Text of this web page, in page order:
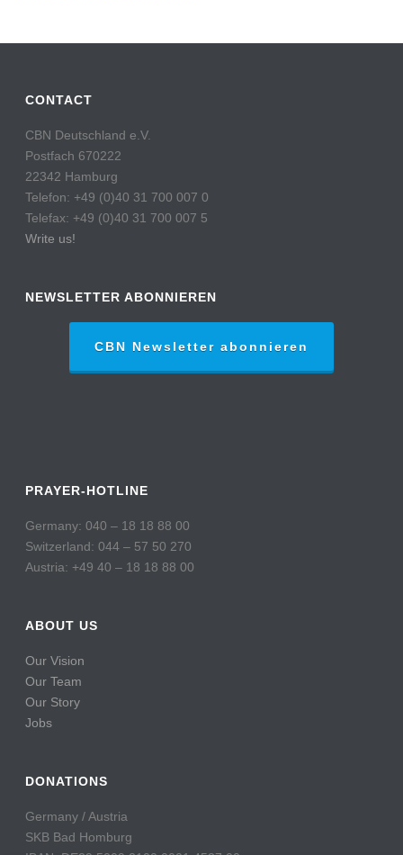
CONTACT
CBN Deutschland e.V.
Postfach 670222
22342 Hamburg
Telefon: +49 (0)40 31 700 007 0
Telefax: +49 (0)40 31 700 007 5
Write us!
NEWSLETTER ABONNIEREN
CBN Newsletter abonnieren
PRAYER-HOTLINE
Germany: 040 – 18 18 88 00
Switzerland: 044 – 57 50 270
Austria: +49 40 – 18 18 88 00
ABOUT US
Our Vision
Our Team
Our Story
Jobs
DONATIONS
Germany / Austria
SKB Bad Homburg